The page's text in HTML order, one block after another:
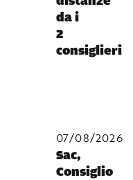
da i
2
consiglieri
07/08/2026
Sac,
Consiglio